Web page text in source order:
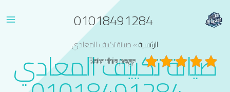
إلى
01018491284
الرئيسية»صيانة تكييف المعادي
Rate this page
صيانة تكييفالمعادي